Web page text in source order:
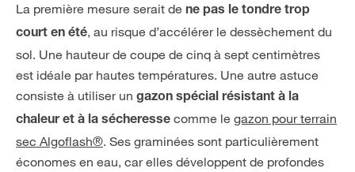
La première mesure serait de ne pas le tondre trop
court en été, au risque d’accélérer le dessèchement du
sol. Une hauteur de coupe de cinq à sept centimètres
est idéale par hautes températures. Une autre astuce
consiste à utiliser un gazon spécial résistant à la
chaleur et à la sécheresse comme le gazon pour terrain
sec Algoflash®. Ses graminées sont particulièrement
économes en eau, car elles développent de profondes